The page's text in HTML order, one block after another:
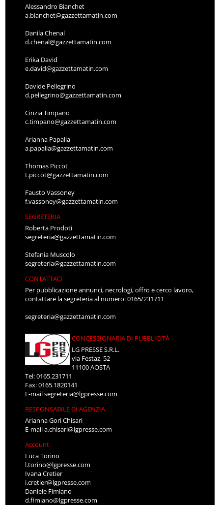
Alessandro Bianchet
a.bianchet@gazzettamatin.com
Danila Chenal
d.chenal@gazzettamatin.com
Erika David
e.david@gazzettamatin.com
Davide Pellegrino
d.pellegrino@gazzettamatin.com
Cinzia Timpano
c.timpano@gazzettamatin.com
Arianna Papalia
a.papalia@gazzettamatin.com
Thomas Piccot
t.piccot@gazzettamatin.com
Fausto Vassoney
f.vassoney@gazzettamatin.com
SEGRETERIA
Roberta Prodoti
segreteria@gazzettamatin.com
Stefania Muscolo
segreteria@gazzettamatin.com
CONTATTACI
Per pubblicazione annunci, necrologi, offro e cerco lavoro,
contattare la segreteria al numero: 0165/231711
segreteria@gazzettamatin.com
CONCESSIONARIA DI PUBBLICITÀ
LG PRESSE S.R.L.
via Festaz, 52
11100 AOSTA
Tel: 0165.231711
Fax: 0165.1820141
E-mailsegreteria@lgpresse.com
RESPONSABILE DI AGENZIA
Arianna Gori Chisari
E-maila.chisari@lgpresse.com
Account
Luca Torino
l.torino@lgpresse.com
Ivana Cretier
i.cretier@lgpresse.com
Daniele Fimiano
d.fimiano@lgpresse.com